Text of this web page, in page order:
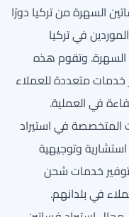
السهرة من تركيا دورًا
في تركيا
السهرة. وتقوم هذه
خدمات متعددة للعملاء
في العملية.
المتخصصة في استيراد
وتوجيهية
توفير خدمات شحن
في بلدانهم.